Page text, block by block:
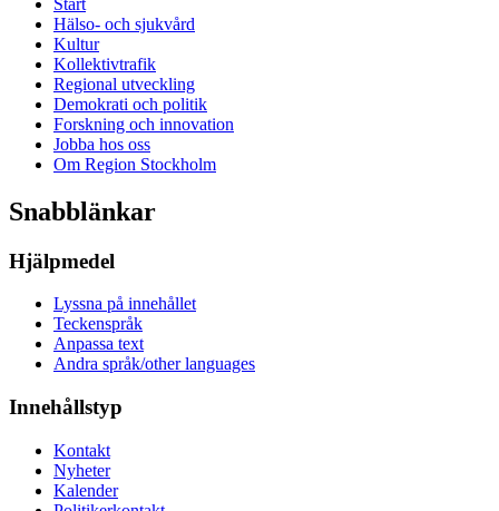
Hälso- och sjukvård
Kultur
Kollektivtrafik
Regional utveckling
Demokrati och politik
Forskning och innovation
Jobba hos oss
Om Region Stockholm
Snabblänkar
Hjälpmedel
Lyssna på innehållet
Teckenspråk
Anpassa text
Andra språk/other languages
Innehållstyp
Kontakt
Nyheter
Kalender